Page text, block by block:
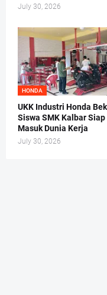
July 30, 2026
HONDA
UKK Industri Honda
Siswa SMK Kalbar Siap
Masuk Dunia Kerja
July 30, 2026